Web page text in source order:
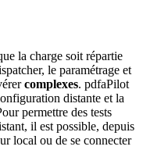
la charge soit répartie
le paramétrage et
complexes. pdfaPilot
distante et la
permettre des tests
il est possible, depuis
local ou de se connecter